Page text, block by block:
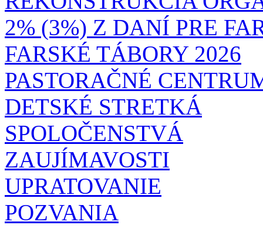
2% (3%) Z DANÍ PRE
FARSKÉ TÁBORY 2026
PASTORAČNÉ
DETSKÉ STRETKÁ
SPOLOČENSTVÁ
ZAUJÍMAVOSTI
UPRATOVANIE
POZVANIA